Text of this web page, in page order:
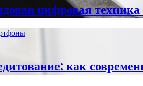
цифровая
как